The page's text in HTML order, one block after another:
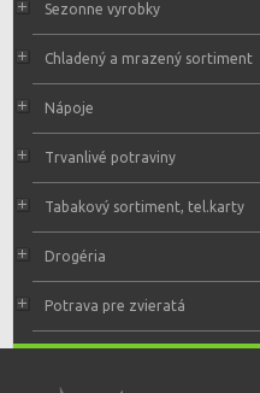
Sezonne vyrobky
Chladený a mrazený sortiment
Nápoje
Trvanlivé potraviny
Tabakový sortiment, tel.karty
Drogéria
Potrava pre zvieratá